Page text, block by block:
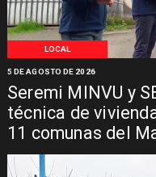
LOCAL
Seremi MINVU y
técnica de
11 comunas del
5 DE AGOSTO DE 2026